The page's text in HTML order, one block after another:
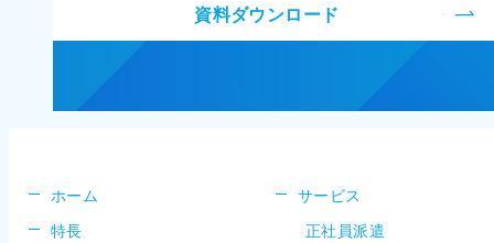
資料ダウンロード
ホーム
特長
サービス
正社員派遣